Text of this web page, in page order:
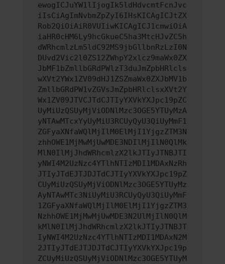
ewogICJuYW1lIjogIk5ldHdvcmtFcnJvc
iIsCiAgImNvbmZpZyI6IHsKICAgICJtZX
Rob2QiOiAiR0VUIiwKICAgICJ1cmwiOiA
iaHR0cHM6Ly9hcGkueC5ha3MtcHJvZC5h
dWRhcmlzLm5ldC92MS9jbGllbnRzLzI0N
DUvd2Vic2l0ZS12ZWhpY2xlcz9maWx0ZX
JbMF1bZmllbGRdPWlzT3duJmZpbHRlcls
wXVt2YWx1ZV09dHJ1ZSZmaWx0ZXJbMV1b
ZmllbGRdPW1vZGVsJmZpbHRlclsxXVt2Y
Wx1ZV09JTVCJTdCJTIyYXVkYXJpc19pZC
UyMiUzQSUyMjViODNlMzc3OGE5YTUyMzA
yNTAwMTcxYyUyMiU3RCUyQyU3QiUyMmF1
ZGFyaXNfaWQlMjIlM0ElMjI1YjgzZTM3N
zhhOWE1MjMwMjUwMDE3NDIlMjIlN0QlMk
MlN0IlMjJhdWRhcmlzX2lkJTIyJTNBJTI
yNWI4M2UzNzc4YTlhNTIzMDI1MDAxNzRh
JTIyJTdEJTJDJTdCJTIyYXVkYXJpc19pZ
CUyMiUzQSUyMjViODNlMzc3OGE5YTUyMz
AyNTAwMTc3NiUyMiU3RCUyQyU3QiUyMmF
1ZGFyaXNfaWQlMjIlM0ElMjI1YjgzZTM3
NzhhOWE1MjMwMjUwMDE3N2UlMjIlN0QlM
kMlN0IlMjJhdWRhcmlzX2lkJTIyJTNBJT
IyNWI4M2UzNzc4YTlhNTIzMDI1MDAxN2M
2JTIyJTdEJTJDJTdCJTIyYXVkYXJpc19p
ZCUyMiUzQSUyMjViODNlMzc3OGE5YTUyM